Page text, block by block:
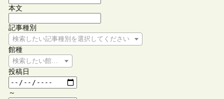
本文
記事種別
検索したい記事種別を選択してください
館種
検索したい館種を選択してください
投稿日
～